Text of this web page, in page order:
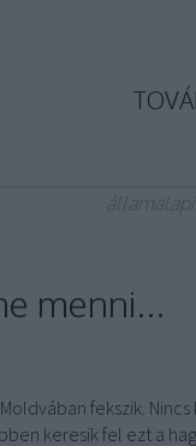
menni...
fekszik.
keresik fel ezt a